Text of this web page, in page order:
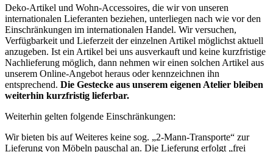
Deko-Artikel und Wohn-Accessoires, die wir von unseren
internationalen Lieferanten beziehen, unterliegen nach wie vor den
Einschränkungen im internationalen Handel. Wir versuchen,
Verfügbarkeit und Lieferzeit der einzelnen Artikel möglichst aktuell
anzugeben. Ist ein Artikel bei uns ausverkauft und keine kurzfristige
Nachlieferung möglich, dann nehmen wir einen solchen Artikel aus
unserem Online-Angebot heraus oder kennzeichnen ihn
entsprechend. Die Gestecke aus unserem eigenen Atelier bleiben
weiterhin kurzfristig lieferbar.
Weiterhin gelten folgende Einschränkungen:
Wir bieten bis auf Weiteres keine sog. „2-Mann-Transporte“ zur
Lieferung von Möbeln pauschal an. Die Lieferung erfolgt „frei